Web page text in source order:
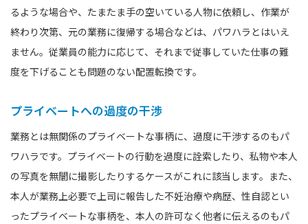
るような場合や、たまたま手の空いている人物に依頼し、作業が
終わり次第、元の業務に復帰する場合などは、パワハラとはいえ
ません。従業員の能力に応じて、それまで従事していた仕事の難
度を下げることも問題のない配置転換です。
プライベートへの過度の干渉
業務とは無関係のプライベートな事柄に、過度に干渉するのもパ
ワハラです。プライベートの行動を過度に詮索したり、私物や本人
の写真を無闇に撮影したりするケースがこれに該当します。また、
本人が業務上必要で上司に報告した不妊治療や病歴、性自認とい
ったプライベートな事柄を、本人の許可なく他者に伝えるのもパ